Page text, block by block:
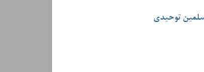
توحیدی